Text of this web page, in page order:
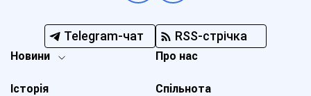
Telegram-чат RSS-стрічка
Новини
Історія
Про нас
Спільнота